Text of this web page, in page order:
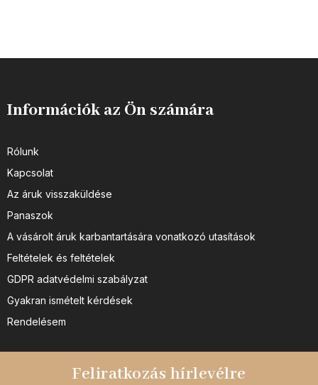
Információk az Ön számára
Rólunk
Kapcsolat
Az áruk visszaküldése
Panaszok
A vásárolt áruk karbantartására vonatkozó utasítások
Feltételek és feltételek
GDPR adatvédelmi szabályzat
Gyakran ismételt kérdések
Rendelésem
Feliratkozás hírlevélre